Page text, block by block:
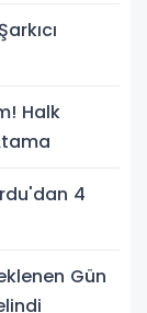
Halk
4
Gün